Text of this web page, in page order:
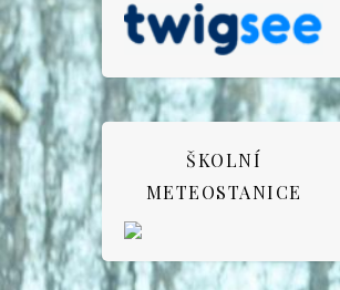
ŠKOLNÍ
METEOSTANICE